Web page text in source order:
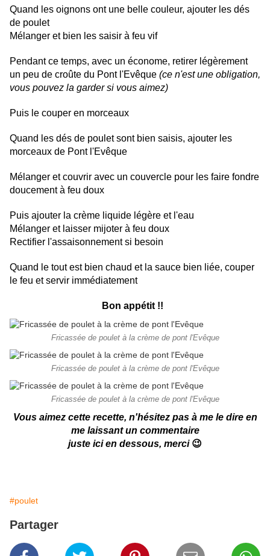
Quand les oignons ont une belle couleur, ajouter les dés
de poulet
Mélanger et bien les saisir à feu vif
Pendant ce temps, avec un économe, retirer légèrement
un peu de croûte du Pont l'Evêque (ce n'est une obligation,
vous pouvez la garder si vous aimez)
Puis le couper en morceaux
Quand les dés de poulet sont bien saisis, ajouter les
morceaux de Pont l'Evêque
Mélanger et couvrir avec un couvercle pour les faire fondre
doucement à feu doux
Puis ajouter la crème liquide légère et l'eau
Mélanger et laisser mijoter à feu doux
Rectifier l'assaisonnement si besoin
Quand le tout est bien chaud et la sauce bien liée, couper
le feu et servir immédiatement
Bon appétit !!
Fricassée de poulet à la crème de pont l'Evêque
Fricassée de poulet à la crème de pont l'Evêque
Fricassée de poulet à la crème de pont l'Evêque
Vous aimez cette recette, n'hésitez pas à me le dire en
me laissant un commentaire
juste ici en dessous, merci 😉
#poulet
Partager